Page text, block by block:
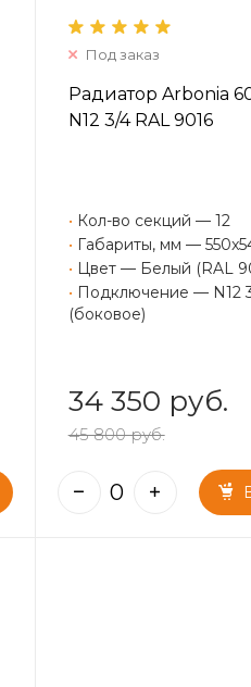
Под заказ
Радиатор Arbonia
N12 3/4 RAL 9016
• Кол-во секций — 12
• Габариты, мм —
• Цвет — Белый (RAL
• Подключение — N12
(боковое)
34 350 руб.
45 800 руб.